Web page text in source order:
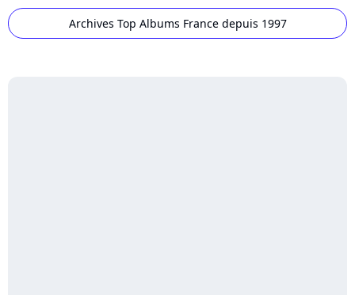
Archives Top Albums France depuis 1997